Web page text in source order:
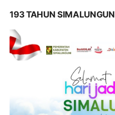
193 TAHUN SIMALUNGUN